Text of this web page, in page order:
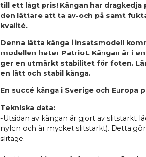
till ett lågt pris! Kängan har dragkedja
den lättare att ta av-och på samt
kvalité.
Denna lätta känga i insatsmodell
modellen heter Patriot. Kängan är i
ger en utmärkt stabilitet för foten.
en lätt och stabil känga.
En succé känga i Sverige och Europa
Tekniska data:
-Utsidan av kängan är gjort av slitstarkt
nylon och är mycket slitstarkt). Detta
slitage.